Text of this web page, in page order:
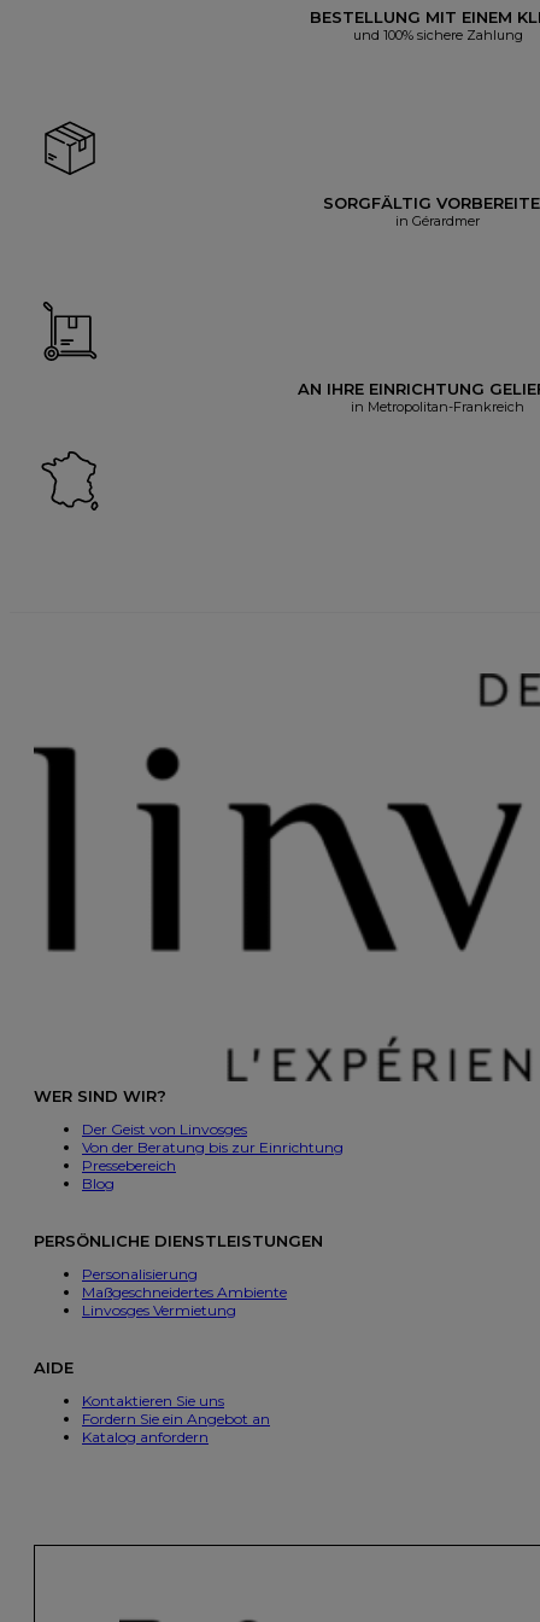
BESTELLUNG MIT EINEM
und 100% sichere Zahlung
SORGFÄLTIG
in Gérardmer
AN IHRE EINRICHTUNG
in Metropolitan-Frankreich
WER SIND WIR?
Der Geist von Linvosges
Von der Beratung bis zur Einrichtung
Pressebereich
Blog
PERSÖNLICHE DIENSTLEISTUNGEN
Personalisierung
Maßgeschneidertes Ambiente
Linvosges Vermietung
AIDE
Kontaktieren Sie uns
Fordern Sie ein Angebot an
Katalog anfordern